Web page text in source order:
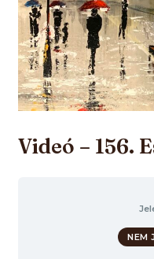
Videó – 156.
NEM